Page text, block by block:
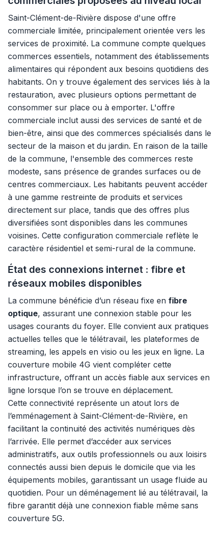
Saint-Clément-de-Rivière dispose d'une offre
commerciale limitée, principalement orientée vers les
services de proximité. La commune compte quelques
commerces essentiels, notamment des établissements
alimentaires qui répondent aux besoins quotidiens des
habitants. On y trouve également des services liés à la
restauration, avec plusieurs options permettant de
consommer sur place ou à emporter. L'offre
commerciale inclut aussi des services de santé et de
bien-être, ainsi que des commerces spécialisés dans le
secteur de la maison et du jardin. En raison de la taille
de la commune, l'ensemble des commerces reste
modeste, sans présence de grandes surfaces ou de
centres commerciaux. Les habitants peuvent accéder
à une gamme restreinte de produits et services
directement sur place, tandis que des offres plus
diversifiées sont disponibles dans les communes
voisines. Cette configuration commerciale reflète le
caractère résidentiel et semi-rural de la commune.
État des connexions internet : fibre et
réseaux mobiles disponibles
La commune bénéficie d’un réseau fixe en fibre
optique, assurant une connexion stable pour les
usages courants du foyer. Elle convient aux pratiques
actuelles telles que le télétravail, les plateformes de
streaming, les appels en visio ou les jeux en ligne. La
couverture mobile 4G vient compléter cette
infrastructure, offrant un accès fiable aux services en
ligne lorsque l’on se trouve en déplacement.
Cette connectivité représente un atout lors de
l’emménagement à Saint-Clément-de-Rivière, en
facilitant la continuité des activités numériques dès
l’arrivée. Elle permet d’accéder aux services
administratifs, aux outils professionnels ou aux loisirs
connectés aussi bien depuis le domicile que via les
équipements mobiles, garantissant un usage fluide au
quotidien. Pour un déménagement lié au télétravail, la
fibre garantit déjà une connexion fiable même sans
couverture 5G.